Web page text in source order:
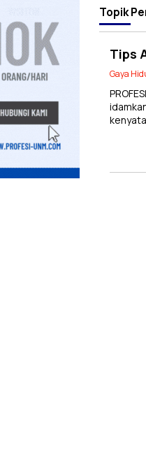
Topik
Tips
Gaya